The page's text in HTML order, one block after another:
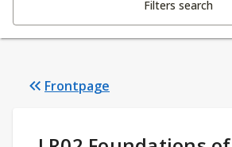
Filters search
Frontpage